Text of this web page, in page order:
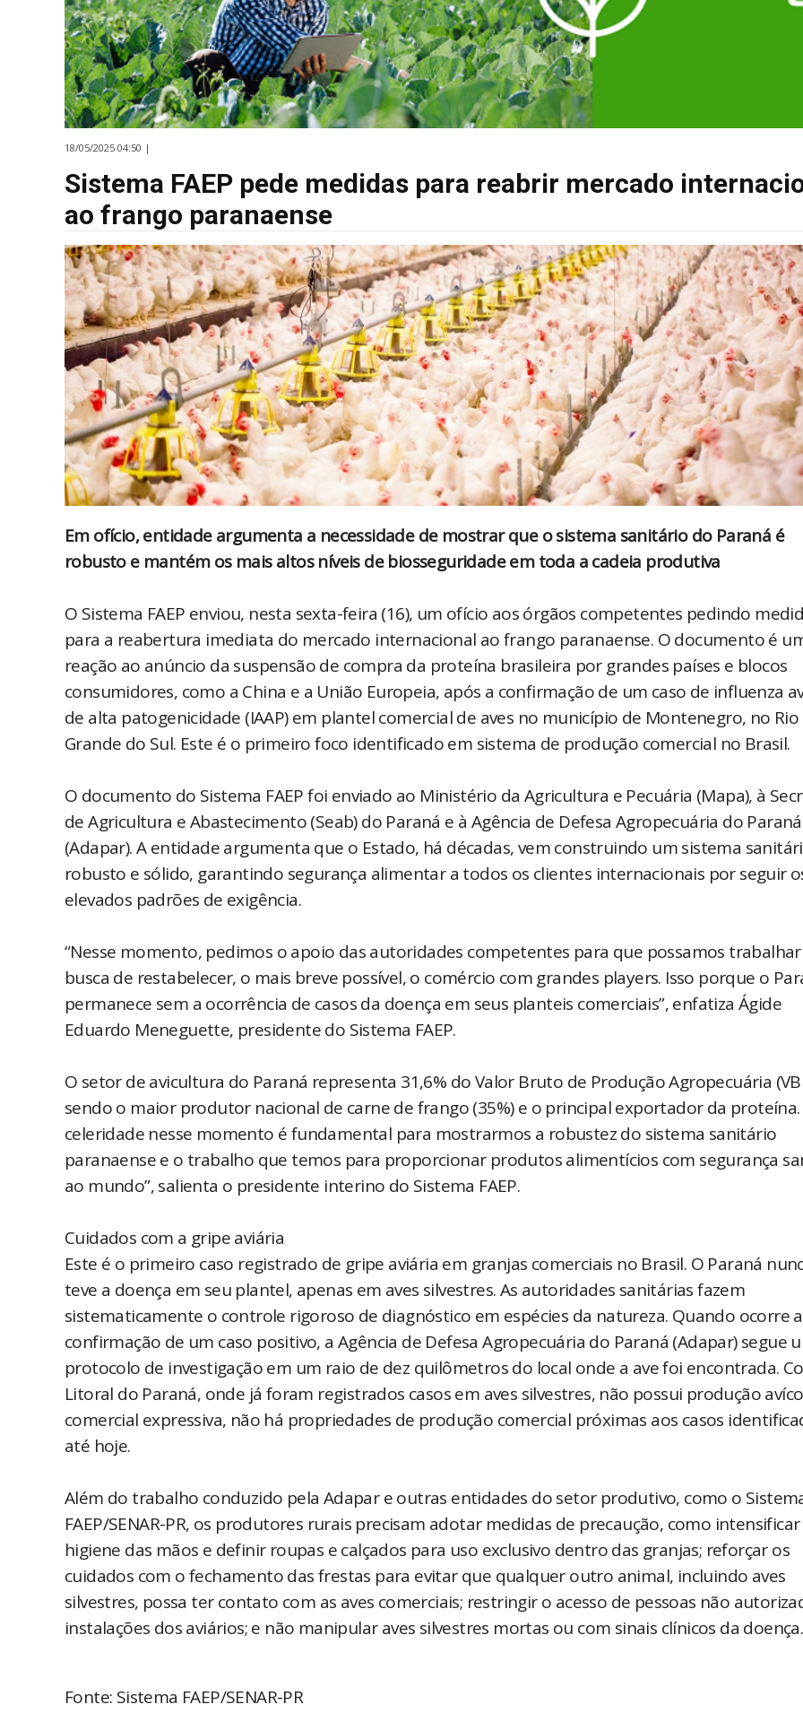
18/05/2025 04:50 |
Sistema FAEP pede medidas para reabrir mercado
ao frango paranaense
Em ofício, entidade argumenta a necessidade de mostrar que o sistema sanitário do Paraná é
robusto e mantém os mais altos níveis de biosseguridade em toda a cadeia produtiva
O Sistema FAEP enviou, nesta sexta-feira (16), um ofício aos órgãos competentes pedindo
para a reabertura imediata do mercado internacional ao frango paranaense. O documento é
reação ao anúncio da suspensão de compra da proteína brasileira por grandes países e blocos
consumidores, como a China e a União Europeia, após a confirmação de um caso de influenza
de alta patogenicidade (IAAP) em plantel comercial de aves no município de Montenegro, no Rio
Grande do Sul. Este é o primeiro foco identificado em sistema de produção comercial no Brasil.
O documento do Sistema FAEP foi enviado ao Ministério da Agricultura e Pecuária (Mapa), à
de Agricultura e Abastecimento (Seab) do Paraná e à Agência de Defesa Agropecuária do Paraná
(Adapar). A entidade argumenta que o Estado, há décadas, vem construindo um sistema
robusto e sólido, garantindo segurança alimentar a todos os clientes internacionais por seguir
elevados padrões de exigência.
“Nesse momento, pedimos o apoio das autoridades competentes para que possamos
busca de restabelecer, o mais breve possível, o comércio com grandes players. Isso porque o
permanece sem a ocorrência de casos da doença em seus planteis comerciais”, enfatiza Ágide
Eduardo Meneguette, presidente do Sistema FAEP.
O setor de avicultura do Paraná representa 31,6% do Valor Bruto de Produção Agropecuária
sendo o maior produtor nacional de carne de frango (35%) e o principal exportador da proteína.
celeridade nesse momento é fundamental para mostrarmos a robustez do sistema sanitário
paranaense e o trabalho que temos para proporcionar produtos alimentícios com segurança
ao mundo”, salienta o presidente interino do Sistema FAEP.
Cuidados com a gripe aviária
Este é o primeiro caso registrado de gripe aviária em granjas comerciais no Brasil. O Paraná
teve a doença em seu plantel, apenas em aves silvestres. As autoridades sanitárias fazem
sistematicamente o controle rigoroso de diagnóstico em espécies da natureza. Quando ocorre a
confirmação de um caso positivo, a Agência de Defesa Agropecuária do Paraná (Adapar) segue
protocolo de investigação em um raio de dez quilômetros do local onde a ave foi encontrada.
Litoral do Paraná, onde já foram registrados casos em aves silvestres, não possui produção
comercial expressiva, não há propriedades de produção comercial próximas aos casos
até hoje.
Além do trabalho conduzido pela Adapar e outras entidades do setor produtivo, como o
FAEP/SENAR-PR, os produtores rurais precisam adotar medidas de precaução, como
higiene das mãos e definir roupas e calçados para uso exclusivo dentro das granjas; reforçar os
cuidados com o fechamento das frestas para evitar que qualquer outro animal, incluindo aves
silvestres, possa ter contato com as aves comerciais; restringir o acesso de pessoas não
instalações dos aviários; e não manipular aves silvestres mortas ou com sinais clínicos da doença.
Fonte: Sistema FAEP/SENAR-PR